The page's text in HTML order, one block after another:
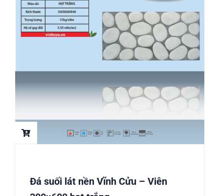
Đá suối lát nền Vĩnh Cửu – Viên